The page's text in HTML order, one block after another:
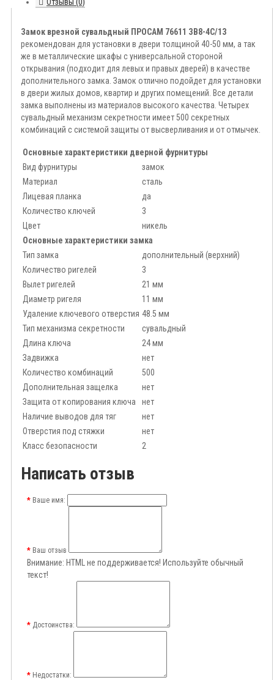
Замок врезной сувальдный ПРОСАМ 76611 ЗВ8-4С/13
рекомендован для установки в двери толщиной 40-50 мм, а так
же в металлические шкафы с универсальной стороной
открывания (подходит для левых и правых дверей) в качестве
дополнительного замка. Замок отлично подойдет для установки
в двери жилых домов, квартир и других помещений. Все детали
замка выполнены из материалов высокого качества. Четырех
сувальдный механизм секретности имеет 500 секретных
комбинаций с системой защиты от высверливания и от отмычек.
Основные характеристики дверной фурнитуры
Вид фурнитуры
замок
Материал
сталь
Лицевая планка
да
Количество ключей
3
Цвет
никель
Основные характеристики замка
Тип замка
дополнительный (верхний)
Количество ригелей
3
Вылет ригелей
21 мм
Диаметр ригеля
11 мм
Удаление ключевого отверстия 48.5 мм
Тип механизма секретности
сувальдный
Длина ключа
24 мм
Задвижка
нет
Количество комбинаций
500
Дополнительная защелка
нет
Защита от копирования ключа
нет
Наличие выводов для тяг
нет
Отверстия под стяжки
нет
Класс безопасности
2
Написать отзыв
Ваше имя:
Ваш отзыв
Внимание: HTML не поддерживается! Используйте обычный
текст!
Достоинства:
Недостатки: